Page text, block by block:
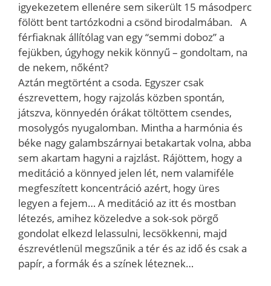
igyekezetem ellenére sem sikerült 15 másodperc
fölött bent tartózkodni a csönd birodalmában. A
férfiaknak állítólag van egy “semmi doboz” a
fejükben, úgyhogy nekik könnyű – gondoltam, na
de nekem, nőként?
Aztán megtörtént a csoda. Egyszer csak
észrevettem, hogy rajzolás közben spontán,
játszva, könnyedén órákat töltöttem csendes,
mosolygós nyugalomban. Mintha a harmónia és
béke nagy galambszárnyai betakartak volna, abba
sem akartam hagyni a rajzlást. Rájöttem, hogy a
meditáció a könnyed jelen lét, nem valamiféle
megfeszített koncentráció azért, hogy üres
legyen a fejem… A meditáció az itt és mostban
létezés, amihez közeledve a sok-sok pörgő
gondolat elkezd lelassulni, lecsökkenni, majd
észrevétlenül megszűnik a tér és az idő és csak a
papír, a formák és a színek léteznek…